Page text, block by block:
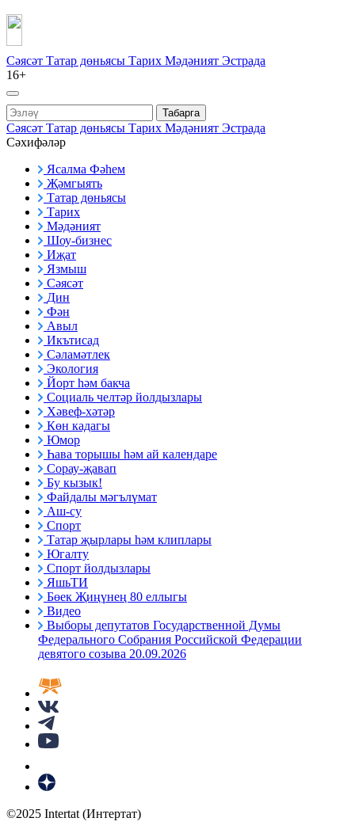
Сәясәт Татар дөньясы Тарих Мәдәният Эстрада
16+
Табарга
Сәясәт Татар дөньясы Тарих Мәдәният Эстрада
Сәхифәләр
Ясалма Фәһем
Җәмгыять
Татар дөньясы
Тарих
Мәдәният
Шоу-бизнес
Иҗат
Язмыш
Сәясәт
Дин
Фән
Авыл
Икътисад
Сәламәтлек
Экология
Йорт һәм бакча
Социаль челтәр йолдызлары
Хәвеф-хәтәр
Көн кадагы
Юмор
Һава торышы һәм ай календаре
Сорау-җавап
Бу кызык!
Файдалы мәгълүмат
Аш-су
Спорт
Татар җырлары һәм клиплары
Югалту
Спорт йолдызлары
ЯшьТИ
Бөек Җиңүнең 80 еллыгы
Видео
Выборы депутатов Государственной Думы
Федерального Собрания Российской Федерации
девятого созыва 20.09.2026
©2025 Intertat (Интертат)